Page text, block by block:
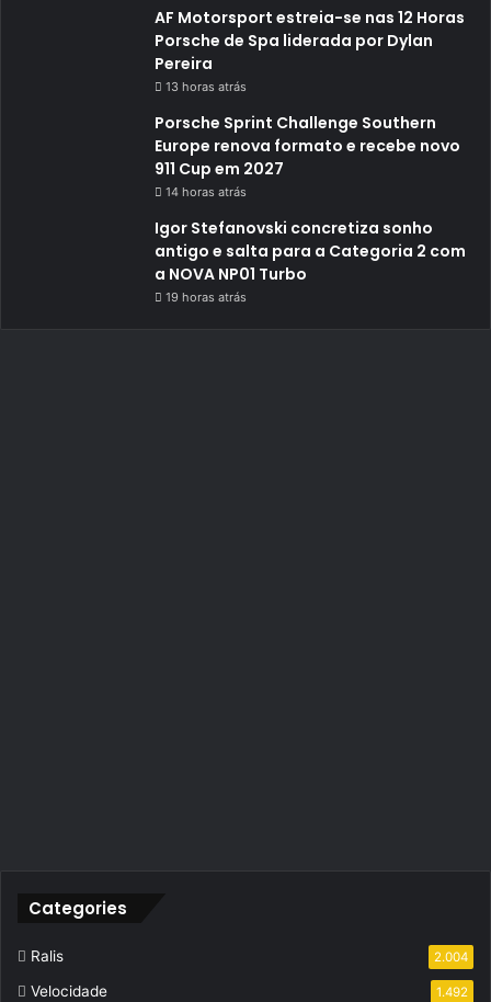
AF Motorsport estreia-se nas 12 Horas
Porsche de Spa liderada por Dylan
Pereira
13 horas atrás
Porsche Sprint Challenge Southern
Europe renova formato e recebe novo
911 Cup em 2027
14 horas atrás
Igor Stefanovski concretiza sonho
antigo e salta para a Categoria 2 com
a NOVA NP01 Turbo
19 horas atrás
Categories
Ralis 2.004
Velocidade 1.492